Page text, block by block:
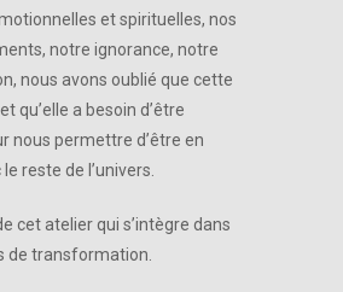
et spirituelles, nos
notre ignorance, notre
nous avons oublié que cette
qu’elle a besoin d’être
nous permettre d’être en
reste de l’univers.
cet atelier qui s’intègre dans
de transformation.